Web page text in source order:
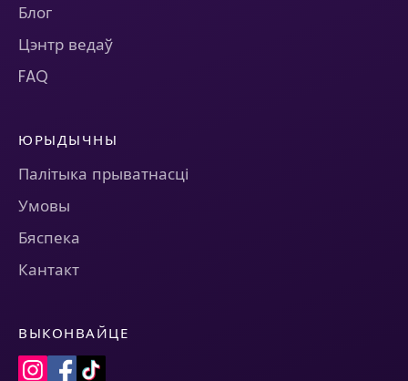
Блог
Цэнтр ведаў
FAQ
ЮРЫДЫЧНЫ
Палітыка прыватнасці
Умовы
Бяспека
Кантакт
ВЫКОНВАЙЦЕ